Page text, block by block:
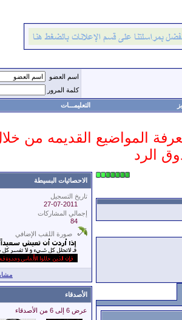
اسم العضو
كلمة المرور
التعليمـــات
المواضيع القديمه من
الرد
الاحصائيات البسيطة
تاريخ التسجيل
27-07-2011
إجمالي المشاركات
84
صورة اللقب الإضافي
الأصدقاء
عرض 6 إلى 6 من الأصدقاء